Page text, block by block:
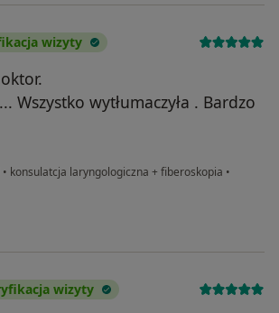
wizyty
Wszystko wytłumaczyła . Bardzo
• konsulatcja laryngologiczna + fiberoskopia •
wizyty